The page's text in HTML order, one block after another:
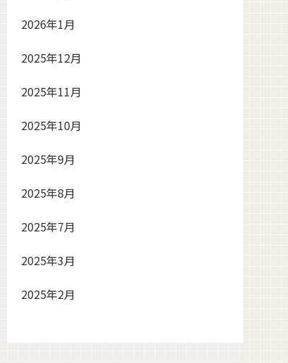
2026年1月
2025年12月
2025年11月
2025年10月
2025年9月
2025年8月
2025年7月
2025年3月
2025年2月